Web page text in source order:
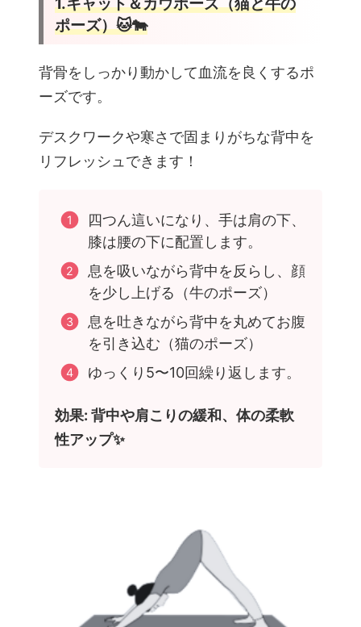
ポーズ）🐱🐄
背骨をしっかり動かして血流を良くするポ
ーズです。
デスクワークや寒さで固まりがちな背中を
リフレッシュできます！
四つん這いになり、手は肩の下、
膝は腰の下に配置します。
息を吸いながら背中を反らし、顔
を少し上げる（牛のポーズ）
息を吐きながら背中を丸めてお腹
を引き込む（猫のポーズ）
ゆっくり5〜10回繰り返します。
効果: 背中や肩こりの緩和、体の柔軟
性アップ✨